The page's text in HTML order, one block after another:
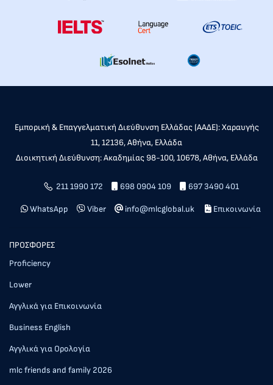
Εμπορική & Επαγγελματική Διεύθυνση Ελλάδας (ΑΑΔΕ): Χαραυγής
11, 12136, Αθήνα, Ελλάδα
Διοικητική Διεύθυνση: Ακαδημίας 98-100, 10678, Αθήνα, Ελλάδα
211 1990 172 698 0904 109 697 3490 401
WhatsApp Viber info@mlcglobal.uk Επικοινωνία
ΠΡΟΣΦΟΡΕΣ
Proficiency
Lower
Αγγλικά για Επικοινωνία
Business English
Αγγλικά για Ορολογία
mlc friends and family 2026